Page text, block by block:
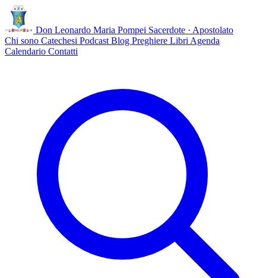
Don Leonardo Maria Pompei Sacerdote · Apostolato
Chi sono Catechesi Podcast Blog Preghiere Libri Agenda
Calendario Contatti